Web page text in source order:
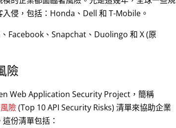
侵，包括：Honda、Dell 和 T-Mobile。
Facebook、Snapchat、Duolingo 和 X (原
險
Web Application Security Project，簡稱
險(Top 10 API Security Risks) 清單來協助企業
份清單包括：